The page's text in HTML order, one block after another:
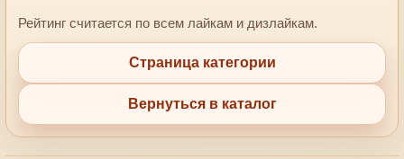
Рейтинг считается по всем лайкам и дизлайкам.
Страница категории
Вернуться в каталог